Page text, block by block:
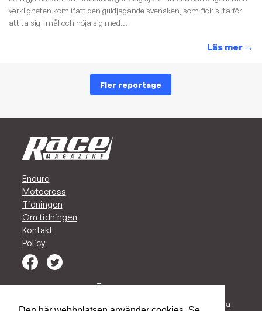
verkligheten kom ifatt den guldjagande svensken, som fick slita för
att ta sig i mål och nöja sig med...
Läs mer →
Fler reportage
Enduro
Motocross
Tidningen
Om tidningen
Kontakt
Policy
MARKNADSFÖR ER I RACE!
Vi har alltid en plats för Ert företag i vår tidning. Vi vill kunna